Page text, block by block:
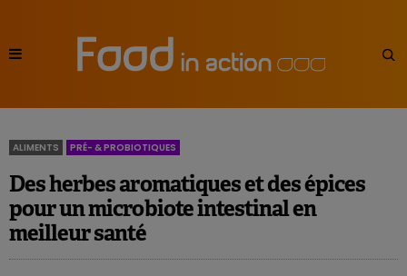
ALIMENTS PRÉ- & PROBIOTIQUES
Des herbes aromatiques et des épices
pour un microbiote intestinal en
meilleur santé